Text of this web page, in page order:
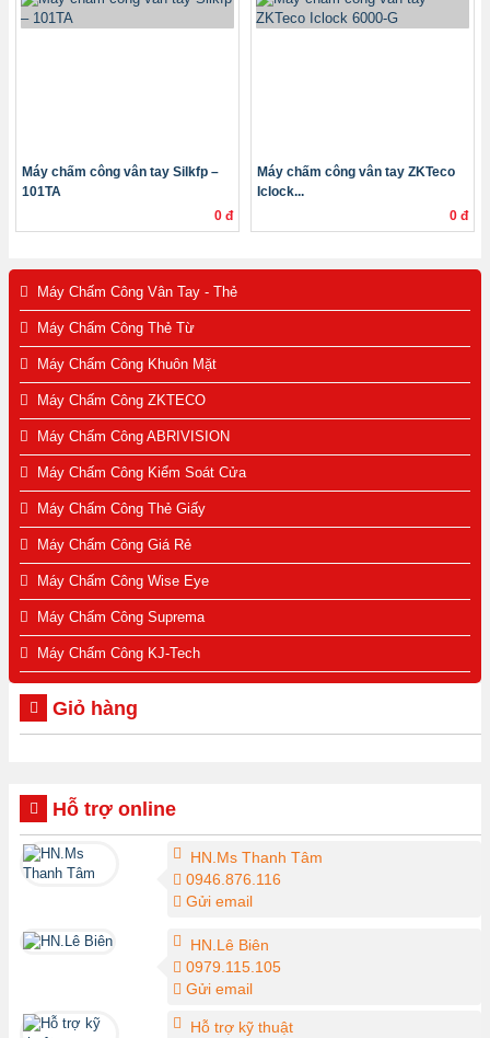
Máy chấm công vân tay Silkfp –
101TA
0 đ
Máy chấm công vân tay ZKTeco
Iclock...
0 đ
Máy Chấm Công Vân Tay - Thẻ
Máy Chấm Công Thẻ Từ
Máy Chấm Công Khuôn Mặt
Máy Chấm Công ZKTECO
Máy Chấm Công ABRIVISION
Máy Chấm Công Kiểm Soát Cửa
Máy Chấm Công Thẻ Giấy
Máy Chấm Công Giá Rẻ
Máy Chấm Công Wise Eye
Máy Chấm Công Suprema
Máy Chấm Công KJ-Tech
Giỏ hàng
Hỗ trợ online
HN.Ms Thanh Tâm
0946.876.116
Gửi email
HN.Lê Biên
0979.115.105
Gửi email
Hỗ trợ kỹ thuật